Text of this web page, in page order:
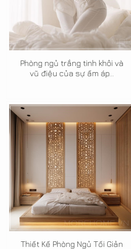
Phòng ngủ trắng tinh khôi và
vũ điệu của sự ấm áp...
Thiết Kế Phòng Ngủ Tối Giản